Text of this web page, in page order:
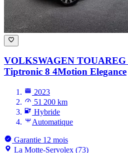
VOLKSWAGEN TOUAREG
Tiptronic 8 4Motion Elegance
2023
51 200 km
Hybride
Automatique
Garantie 12 mois
La Motte-Servolex (73)